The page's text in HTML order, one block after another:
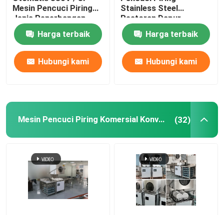
Mesin Pencuci Piring
Jenis Penerbangan
Komersial
Harga terbaik
Hubungi kami
Stainless Steel
Restoran Dapur
Pencuci Piring RoHS
Harga terbaik
Hubungi kami
Mesin Pencuci Piring Komersial Konveyor (32)